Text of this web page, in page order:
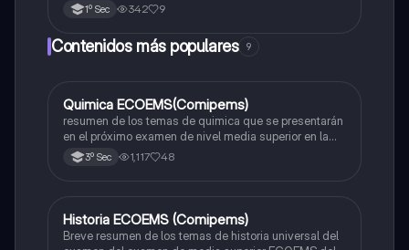
1º Sec 342 9
Contenidos más populares 9
Química
Quimica ECOEMS(Comipems)
resumen de los temas de quimica que se presentarán
en el próximo examen de nivel media superior en la
zona metropolitana de el valle de México
3º Sec 1,117 48
Historia
Historia ECOEMS (Comipems)
Breve resumen de los temas de historia universal del